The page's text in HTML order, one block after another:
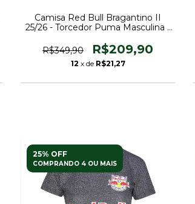
Camisa Red Bull Bragantino II
25/26 - Torcedor Puma Masculina -
R$349,90
R$209,90
12 x de R$21,27
25% OFF
COMPRANDO 4 OU MAIS